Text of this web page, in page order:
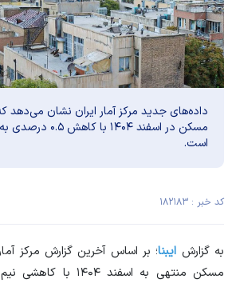
داده‌های جدید مرکز آمار ایران نشان می‌دهد که
است.
کد خبر : ۱۸۲۱۸۳
به گزارش ایبنا؛ بر اساس آخرین گزارش مرکز آمار
مسکن منتهی به